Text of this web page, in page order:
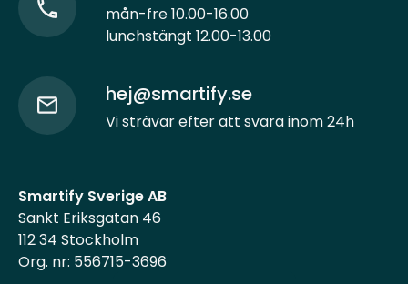
mån-fre 10.00-16.00
lunchstängt 12.00-13.00
hej@smartify.se
Vi strävar efter att svara inom 24h
Smartify Sverige AB
Sankt Eriksgatan 46
112 34 Stockholm
Org. nr: 556715-3696